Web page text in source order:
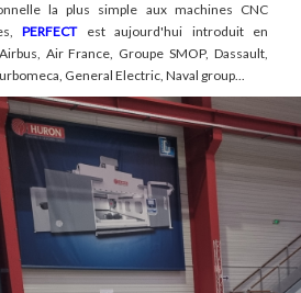
la plus simple aux machines CNC
PERFECT est aujourd'hui introduit en
Air France, Groupe SMOP, Dassault,
General Electric, Naval group...